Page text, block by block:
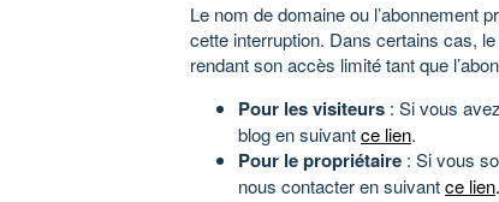
Le nom de domaine ou l’abonnement
cette interruption. Dans certains cas,
rendant son accès limité tant que
Pour les visiteurs : Si vous
blog en suivantce lien.
Pour le propriétaire : Si vous
nous contacter en suivantce lien.